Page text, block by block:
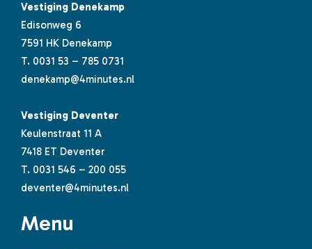
Vestiging Denekamp
Edisonweg 6
7591 HK Denekamp
T. 0031 53 – 785 0731
denekamp@4minutes.nl
Vestiging Deventer
Keulenstraat 11 A
7418 ET Deventer
T. 0031 546 – 200 055
deventer@4minutes.nl
Menu